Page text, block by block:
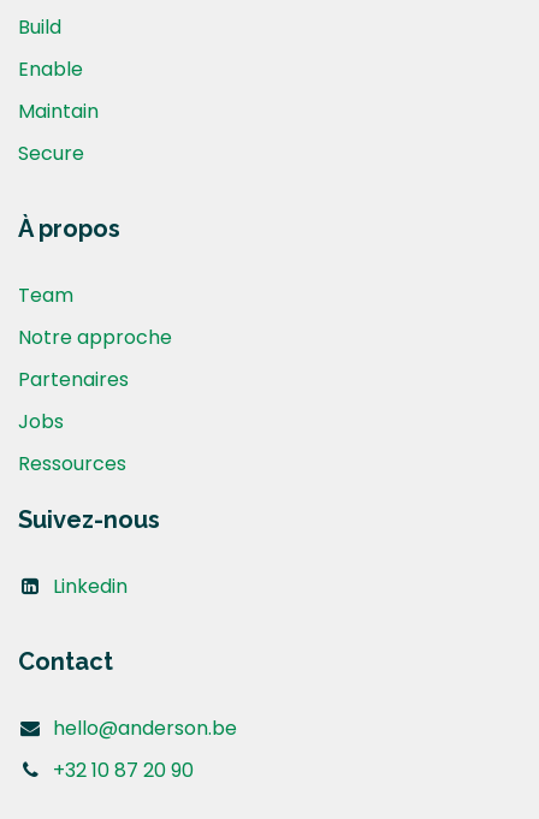
Build
Enable
Maintain
Secure
À propos
Team
Notre approche
Partenaires
Jobs
Ressources
Suivez-nous
Linkedin
Contact
hello@anderson.be
+32 10 87 20 90